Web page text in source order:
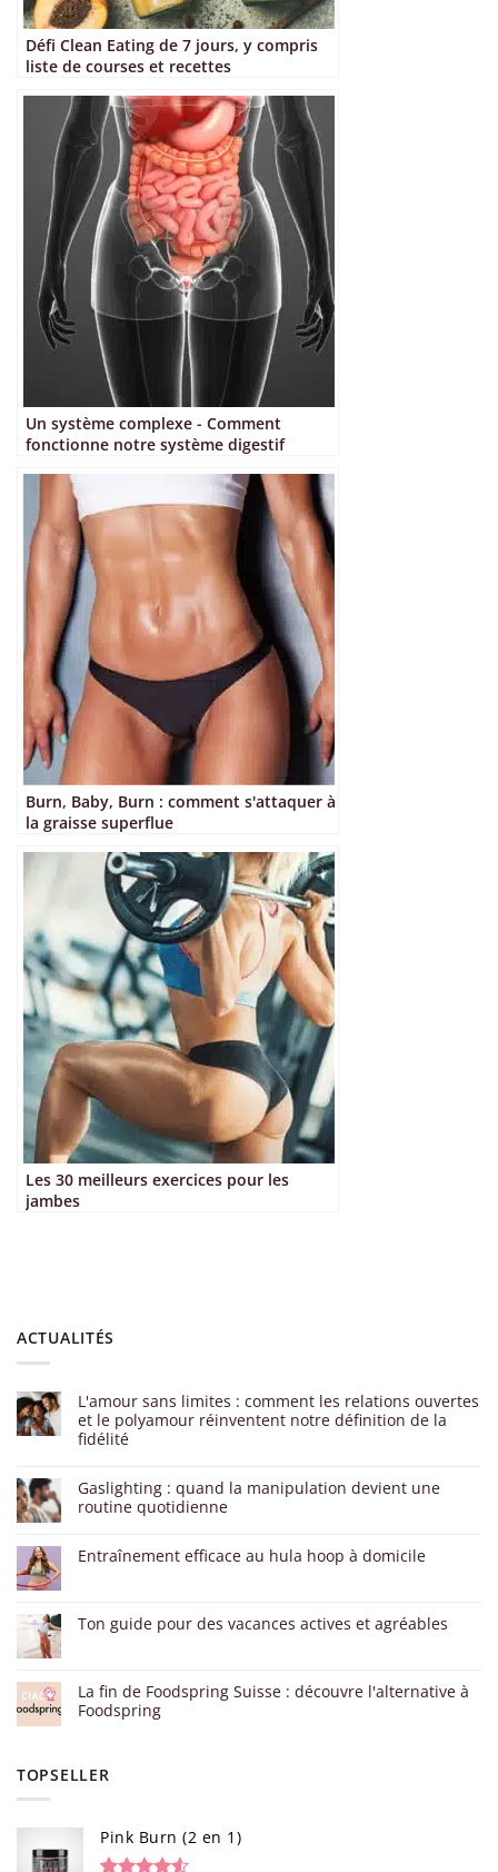
Défi Clean Eating de 7 jours, y compris
liste de courses et recettes
Un système complexe - Comment
fonctionne notre système digestif
Burn, Baby, Burn : comment s'attaquer à
la graisse superflue
Les 30 meilleurs exercices pour les
jambes
ACTUALITÉS
L'amour sans limites : comment les relations ouvertes
et le polyamour réinventent notre définition de la
fidélité
Gaslighting : quand la manipulation devient une
routine quotidienne
Entraînement efficace au hula hoop à domicile
Ton guide pour des vacances actives et agréables
La fin de Foodspring Suisse : découvre l'alternative à
Foodspring
TOPSELLER
Pink Burn (2 en 1)